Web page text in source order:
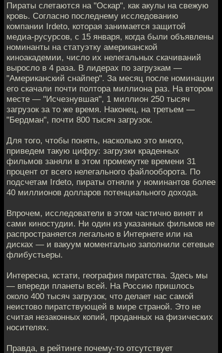
Пираты слетаются на "Оскар", как акулы на свежую
кровь. Согласно последнему исследованию
компании Irdeto, которая занимается защитой
медиа-русурсов, с 15 января, когда были объявлены
номинанты на статуэтку американской
киноакадемии, число их нелегальных скачиваний
выросло в 4 раза. В лидерах по загрузкам —
"Американский снайпер". За месяц после номинации
его скачали почти полтора миллиона раз. На втором
месте — "Исчезнувшая", 1 миллион 250 тысяч
загрузок за то же время. Наконец, на третьем —
"Бердман", почти 800 тысяч загрузок.
Для того, чтобы понять, насколько это много,
приведем такую цифру: загрузки краденных
фильмов заняли в этом промежутке времени 31
процент от всего нелегального файлооборота. По
подсчетам Irdeto, пираты отняли у номинантов более
40 миллионов долларов потенциального дохода.
Впрочем, исследователи в этом частично винят и
сами киностудии. Ни один из указанных фильмов не
распространяется легально в Интернете или на
дисках — и вакуум моментально заполнили сетевые
флибустьеры.
Интересна, кстати, география пиратства. Здесь мы
— впереди планеты всей. На Россию пришлось
около 400 тысяч загрузок, что делает нас самой
неистово пиратствующей в мире страной. Это не
считая незаконных копий, проданных на физических
носителях.
Правда, в рейтинге почему-то отсутствует